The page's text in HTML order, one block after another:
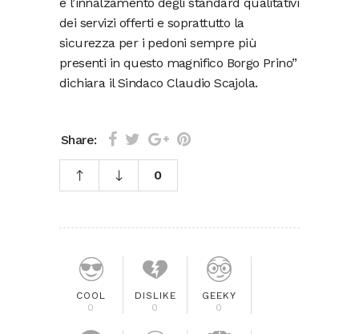
dei servizi offerti e soprattutto la
sicurezza per i pedoni sempre più
presenti in questo magnifico Borgo Prino”
dichiara il Sindaco Claudio Scajola.
Share:
0
COOL
0
DISLIKE
0
GEEKY
0